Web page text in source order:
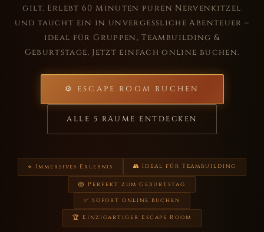
gilt. Erlebt 60 Minuten puren Nervenkitzel
und taucht ein in unvergessliche Abenteuer –
ideal für Gruppen, Teambuilding &
Geburtstage. Jetzt einfach online buchen.
⚙ ESCAPE ROOM BUCHEN
ALLE 5 RÄUME ENTDECKEN
⭐ Immersives Erlebnis 👥 Ideal für Teambuilding
🎂 Perfekt zum Geburtstag
✅ Sofort online buchen
🏆 Einzigartiger Escape Room